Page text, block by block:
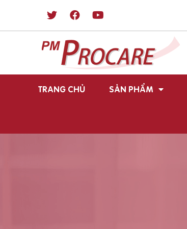
TRANG CHỦ SẢN PHẨM